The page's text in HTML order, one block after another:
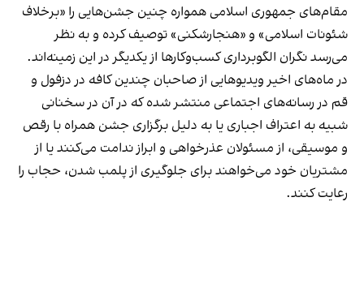
مقام‌های جمهوری اسلامی همواره چنین جشن‌هایی را «برخلاف
شئونات اسلامی» و «هنجارشکنی» توصیف کرده و به نظر
می‌رسد نگران الگوبرداری کسب‌وکارها از یکدیگر در این زمینه‌اند.
در ماه‌های اخیر ویدیوهایی از صاحبان چندین کافه در دزفول و
قم در رسانه‌های اجتماعی منتشر شده که در آن در سخنانی
شبیه به اعتراف اجباری یا به دلیل برگزاری جشن همراه با رقص
و موسیقی، از مسئولان عذرخواهی و ابراز ندامت می‌کنند یا از
مشتریان خود می‌خواهند برای جلوگیری از پلمب شدن، حجاب را
رعایت کنند.